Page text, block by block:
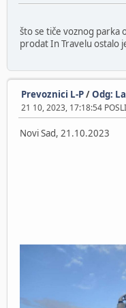
što se tiče voznog parka
prodat In Travelu ostalo
Prevoznici L-P/Odg:
21 10, 2023, 17:18:54
Novi Sad, 21.10.2023